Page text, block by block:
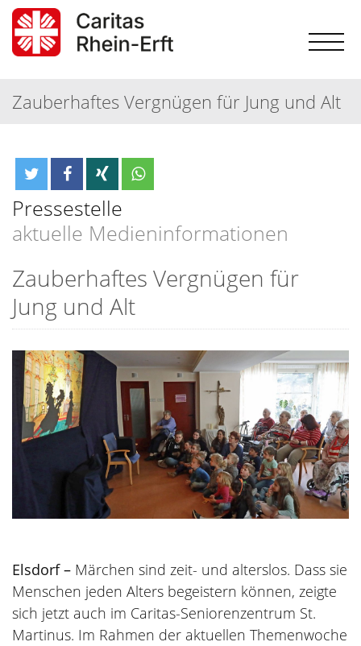
Zauberhaftes Vergnügen für Jung und Alt
Pressestelle
aktuelle Medieninformationen
Zauberhaftes Vergnügen für
Jung und Alt
Elsdorf – Märchen sind zeit- und alterslos. Dass sie
Menschen jeden Alters begeistern können, zeigte
sich jetzt auch im Caritas-Seniorenzentrum St.
Martinus. Im Rahmen der aktuellen Themenwoche